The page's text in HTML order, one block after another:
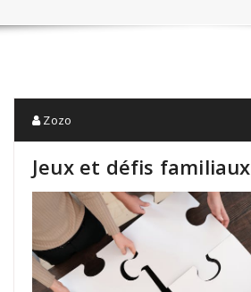
Zozo
Jeux et défis familiaux